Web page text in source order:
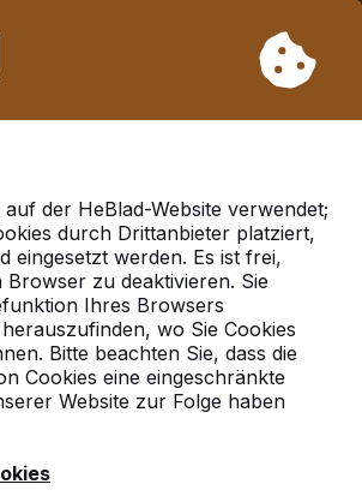
berücksichtigen Sie daher längere
der HeBlad-Website verwendet;
durch Drittanbieter platziert,
eingesetzt werden. Es ist frei,
Browser zu deaktivieren. Sie
Ihres Browsers
wo Sie Cookies
Bitte beachten Sie, dass die
Cookies eine eingeschränkte
Website zur Folge haben
in:
voor deze